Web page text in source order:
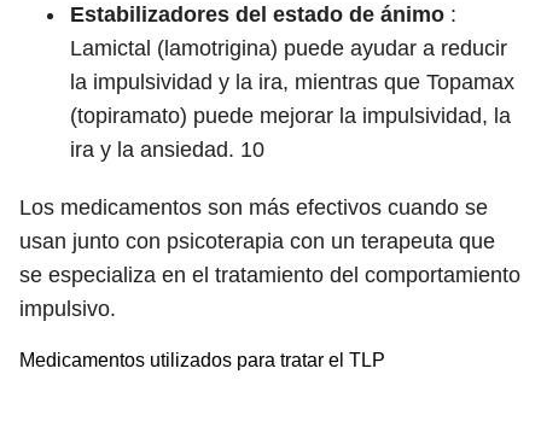
Estabilizadores del estado de ánimo :
Lamictal (lamotrigina) puede ayudar a reducir
la impulsividad y la ira, mientras que Topamax
(topiramato) puede mejorar la impulsividad, la
ira y la ansiedad. 10
Los medicamentos son más efectivos cuando se
usan junto con psicoterapia con un terapeuta que
se especializa en el tratamiento del comportamiento
impulsivo.
Medicamentos utilizados para tratar el TLP